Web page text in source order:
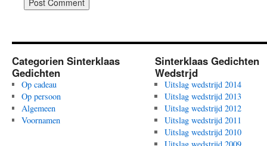
Categorien Sinterklaas
Gedichten
Op cadeau
Op persoon
Algemeen
Voornamen
Sinterklaas Gedichten
Wedstrjd
Uitslag wedstrijd 2014
Uitslag wedstrijd 2013
Uitslag wedstrijd 2012
Uitslag wedstrijd 2011
Uitslag wedstrijd 2010